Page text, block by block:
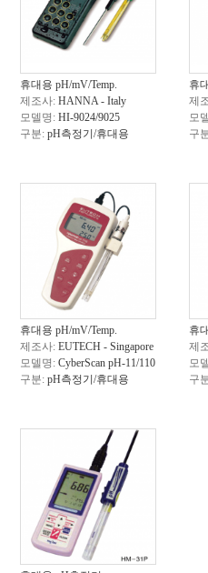
휴대용 pH/mV/Temp.
제조사: HANNA - Italy
모델명: HI-9024/9025
구분: pH측정기/휴대용
휴
제
모
구
휴대용 pH/mV/Temp.
제조사: EUTECH - Singapore
모델명: CyberScan pH-11/110
구분: pH측정기/휴대용
휴
제
모
구